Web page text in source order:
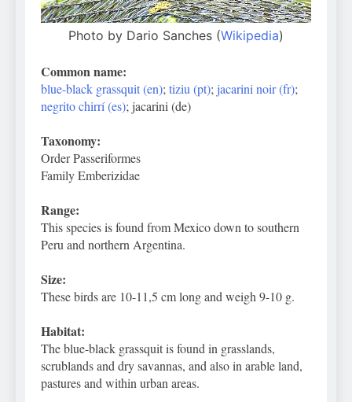
Photo by Dario Sanches (Wikipedia)
Common name:
blue-black grassquit (en); tiziu (pt); jacarini noir (fr);
negrito chirrí (es); jacarini (de)
Taxonomy:
Order Passeriformes
Family Emberizidae
Range:
This species is found from Mexico down to southern
Peru and northern Argentina.
Size:
These birds are 10-11,5 cm long and weigh 9-10 g.
Habitat:
The blue-black grassquit is found in grasslands,
scrublands and dry savannas, and also in arable land,
pastures and within urban areas.